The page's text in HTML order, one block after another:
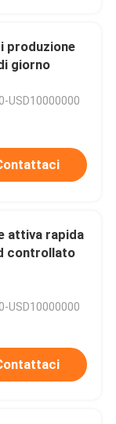
produzione
giorno
USD10000000
attiva rapida
controllato
USD10000000